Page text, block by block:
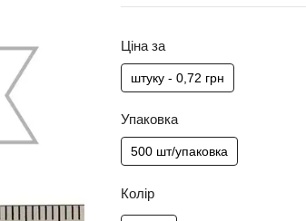
Ціна за
штуку - 0,72 грн
Упаковка
500 шт/упаковка
Колір